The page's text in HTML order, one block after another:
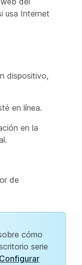
usa Internet
dispositivo,
en línea.
en la
de
cómo
serie